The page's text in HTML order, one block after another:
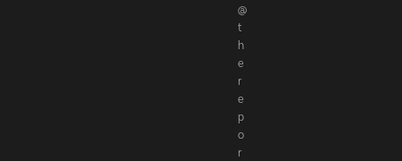
@
t
h
e
r
e
p
o
r